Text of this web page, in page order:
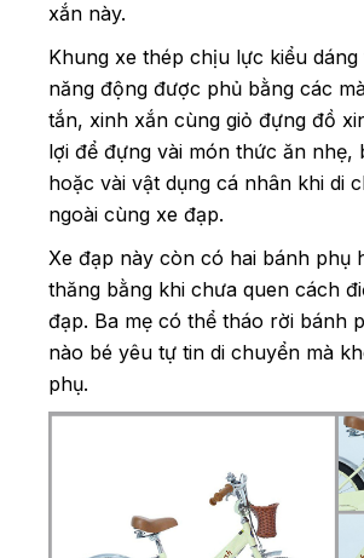
xắn này.
Khung xe thép chịu lực kiểu
năng động được phủ bằng các
tắn, xinh xắn cùng giỏ đựng đồ
lợi để đựng vài món thức ăn nhẹ,
hoặc vài vật dụng cá nhân khi di
ngoài cùng xe đạp.
Xe đạp này còn có hai bánh phụ
thăng bằng khi chưa quen cách
đạp. Ba mẹ có thể tháo rời bánh
nào bé yêu tự tin di chuyển mà
phụ.